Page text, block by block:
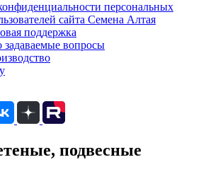
персональных
сайта Семена Алтая
поддержка
задаваемые вопросы
подвесные